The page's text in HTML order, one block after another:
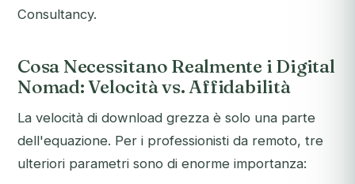
Consultancy.
Cosa Necessitano Realmente i Digital
Nomad: Velocità vs. Affidabilità
La velocità di download grezza è solo una parte
dell'equazione. Per i professionisti da remoto, tre
ulteriori parametri sono di enorme importanza: